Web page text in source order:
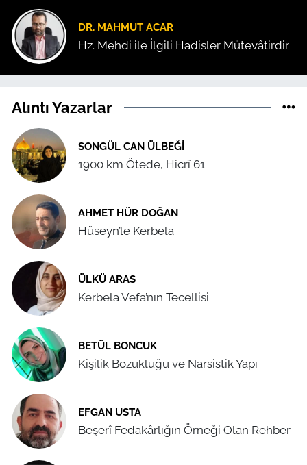
DR. MAHMUT ACAR
Hz. Mehdi ile İlgili Hadisler Mütevâtirdir
Alıntı Yazarlar
SONGÜL CAN ÜLBEĞI
1900 km Ötede, Hicrî 61
AHMET HÜR DOĞAN
Hüseyn’le Kerbela
ÜLKÜ ARAS
Kerbela Vefa’nın Tecellisi
BETÜL BONCUK
Kişilik Bozukluğu ve Narsistik Yapı
EFGAN USTA
Beşerî Fedakârlığın Örneği Olan Rehber